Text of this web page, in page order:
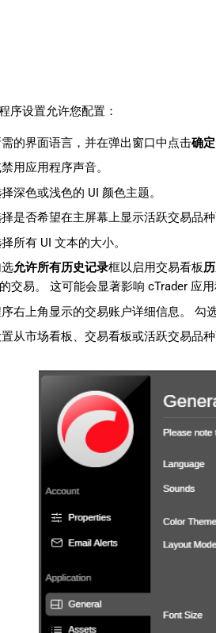
序设置允许您配置：
的界面语言，并在弹出窗口中点击确定
用应用程序声音。
深色或浅色的 UI 颜色主题。
是否希望在主屏幕上显示活跃交易品
所有 UI 文本的大小。
允许所有历史记录框以启用交易看板
交易。 这可能会显著影响 cTrader 应用
右上角显示的交易账户详细信息。 勾
从市场看板、交易看板或活跃交易品